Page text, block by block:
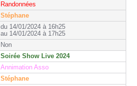
Randonnées
Stéphane
du 14/01/2024 à 16h25
au 14/01/2024 à 17h25
Non
Soirée Show Live 2024
Annimation Asso
Stéphane